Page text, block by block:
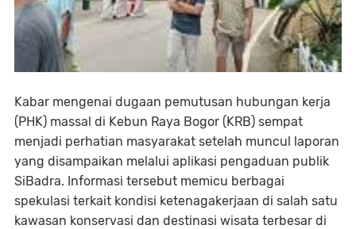
Kabar mengenai dugaan pemutusan hubungan kerja
(PHK) massal di Kebun Raya Bogor (KRB) sempat
menjadi perhatian masyarakat setelah muncul laporan
yang disampaikan melalui aplikasi pengaduan publik
SiBadra. Informasi tersebut memicu berbagai
spekulasi terkait kondisi ketenagakerjaan di salah satu
kawasan konservasi dan destinasi wisata terbesar di